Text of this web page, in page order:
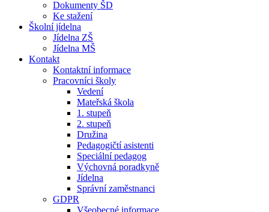
Dokumenty ŠD
Ke stažení
Školní jídelna
Jídelna ZŠ
Jídelna MŠ
Kontakt
Kontaktní informace
Pracovníci školy
Vedení
Mateřská škola
1. stupeň
2. stupeň
Družina
Pedagogičtí asistenti
Speciální pedagog
Výchovná poradkyně
Jídelna
Správní zaměstnanci
GDPR
Všeobecné informace